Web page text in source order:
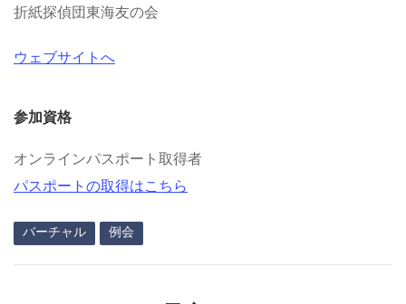
折紙探偵団東海友の会
ウェブサイトへ
参加資格
オンラインパスポート取得者
パスポートの取得はこちら
バーチャル 例会